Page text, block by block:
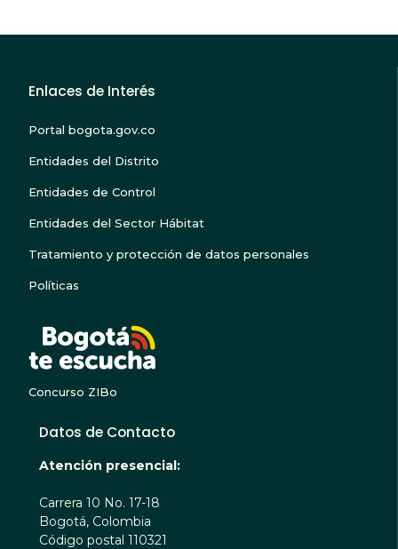
Enlaces de Interés
Portal bogota.gov.co
Entidades del Distrito
Entidades de Control
Entidades del Sector Hábitat
Tratamiento y protección de datos personales
Políticas
Concurso ZIBo
Datos de Contacto
Atención presencial:
Carrera 10 No. 17-18
Bogotá, Colombia
Código postal 110321